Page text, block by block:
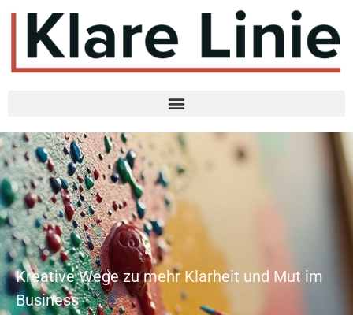
Kreative Wege zu mehr Klarheit und Mut im
Business